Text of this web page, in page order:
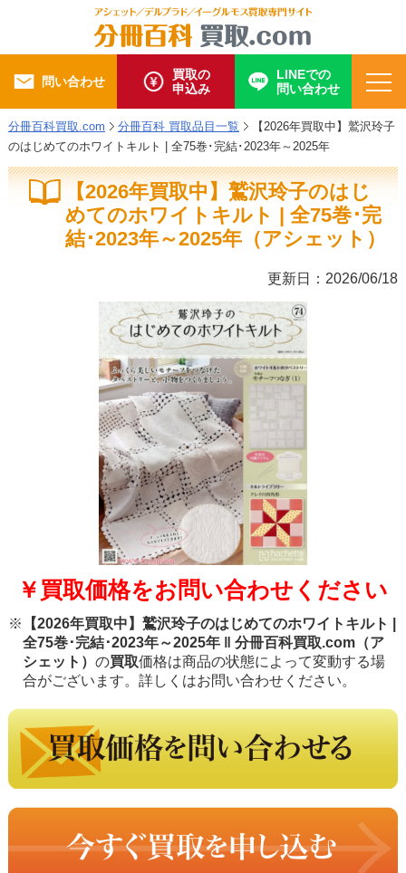
問い合わせ
買取の
申込み
LINEでの
問い合わせ
分冊百科買取.com 分冊百科 買取品目一覧
【2026年買取中】鷲沢玲子
のはじめてのホワイトキルト | 全75巻･完結･2023年～2025年
【2026年買取中】鷲沢玲子のはじ
めてのホワイトキルト | 全75巻･完
結･2023年～2025年（アシェット）
更新日：2026/06/18
￥買取価格をお問い合わせください
※
【2026年買取中】鷲沢玲子のはじめてのホワイトキルト |
全75巻･完結･2023年～2025年 ‖ 分冊百科買取.com（ア
シェット） の買取価格は商品の状態によって変動する場
合がございます。詳しくはお問い合わせください。